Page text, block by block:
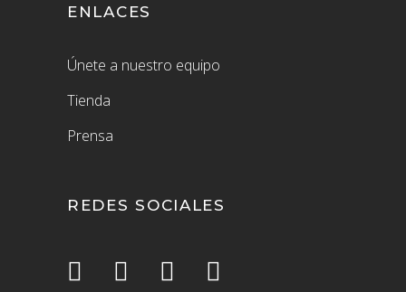
ENLACES
Únete a nuestro equipo
Tienda
Prensa
REDES SOCIALES